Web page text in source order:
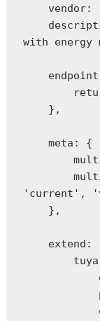
with energy
    meta: {
        multiEndpoint: true,
        multiEndpointSkip: ['energy',
'current',